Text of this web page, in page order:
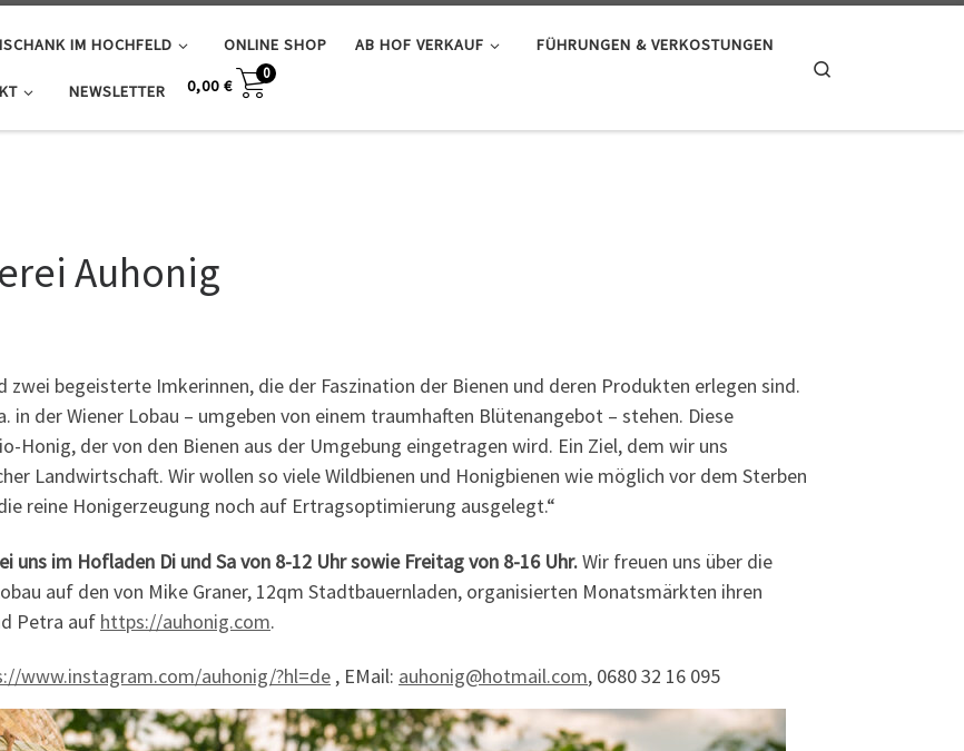
IM HOCHFELD ONLINE SHOP AB HOF VERKAUF FÜHRUNGEN & VERKOSTUNGEN
NEWSLETTER 0,00€
0
Auhonig
zwei begeisterte Imkerinnen, die der Faszination der Bienen und deren Produkten erlegen sind.
in der Wiener Lobau – umgeben von einem traumhaften Blütenangebot – stehen. Diese
Honig, der von den Bienen aus der Umgebung eingetragen wird. Ein Ziel, dem wir uns
Landwirtschaft. Wir wollen so viele Wildbienen und Honigbienen wie möglich vor dem Sterben
reine Honigerzeugung noch auf Ertragsoptimierung ausgelegt.“
im Hofladen Di und Sa von 8-12 Uhr sowie Freitag von 8-16 Uhr.Wir freuen uns über die
auf den von Mike Graner, 12qm Stadtbauernladen, organisierten Monatsmärkten ihren
Petra auf https://auhonig.com.
www.instagram.com/auhonig/?hl=de , EMail: auhonig@hotmail.com, 0680 32 16 095